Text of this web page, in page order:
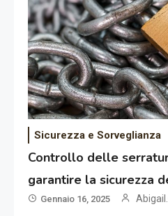
Sicurezza e Sorveglianza
Controllo delle
garantire la sicurezza
Gennaio 16, 2025